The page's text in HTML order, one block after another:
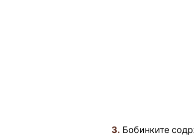
3. Бобинките